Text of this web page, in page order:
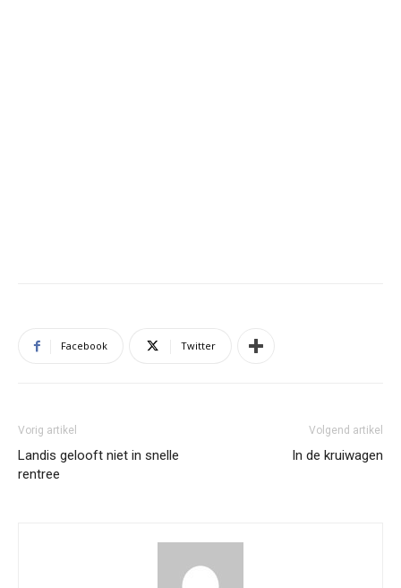
Facebook Twitter
Vorig artikel
Landis gelooft niet in snelle
rentree
Volgend artikel
In de kruiwagen